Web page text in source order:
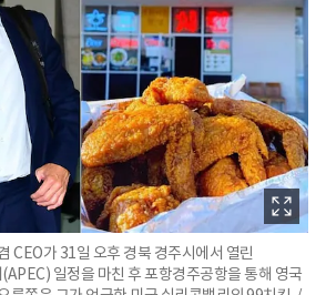
CEO가 31일 오후 경북 경주시에서 열린
일정을 마친 후 포항경주공항을 통해 영국